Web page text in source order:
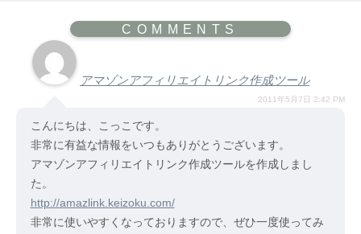
アマゾンアフィリエイトリンク作成ツール
2011年5月7日 2:42 PM
こんにちは、こっこです。
非常に有益な情報をいつもありがとうございます。
アマゾンアフィリエイトリンク作成ツールを作成しまし
た。
http://amazlink.keizoku.com/
非常に使いやすくなっておりますので、ぜひ一度使ってみ